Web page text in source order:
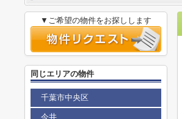
▼ご希望の物件をお探しします
同じエリアの物件
千葉市中央区
今井